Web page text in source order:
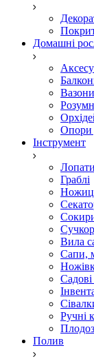
Домашні
Вазони
Опори
Інструмент
Лопати
Граблі
Вила
Сапи,
Ручні
Полив